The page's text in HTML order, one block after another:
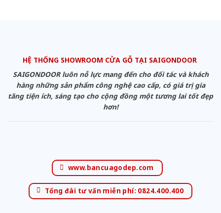
HỆ THỐNG SHOWROOM CỬA GỖ TẠI SAIGONDOOR
SAIGONDOOR luôn nỗ lực mang đến cho đối tác và khách
hàng những sản phẩm công nghệ cao cấp, có giá trị gia
tăng tiện ích, sáng tạo cho cộng đồng một tương lai tốt đẹp
hơn!
www.bancuagodep.com
Tổng đài tư vấn miễn phí: 0824.400.400